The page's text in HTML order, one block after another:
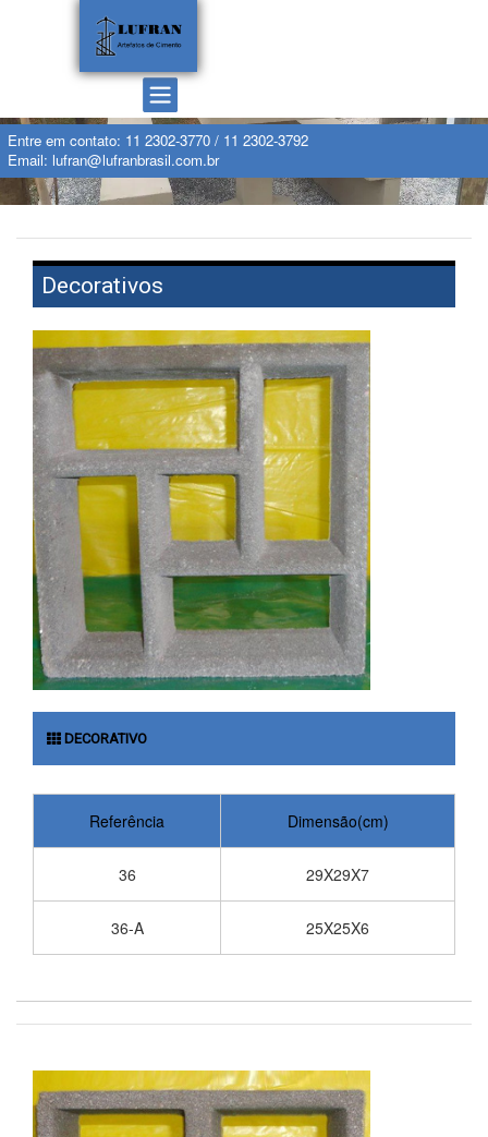
Entre em contato: 11 2302-3770/ 11 2302-3792
Email: lufran@lufranbrasil.com.br
Decorativos
DECORATIVO
Referência Dimensão(cm)
36 29X29X7
36-A 25X25X6